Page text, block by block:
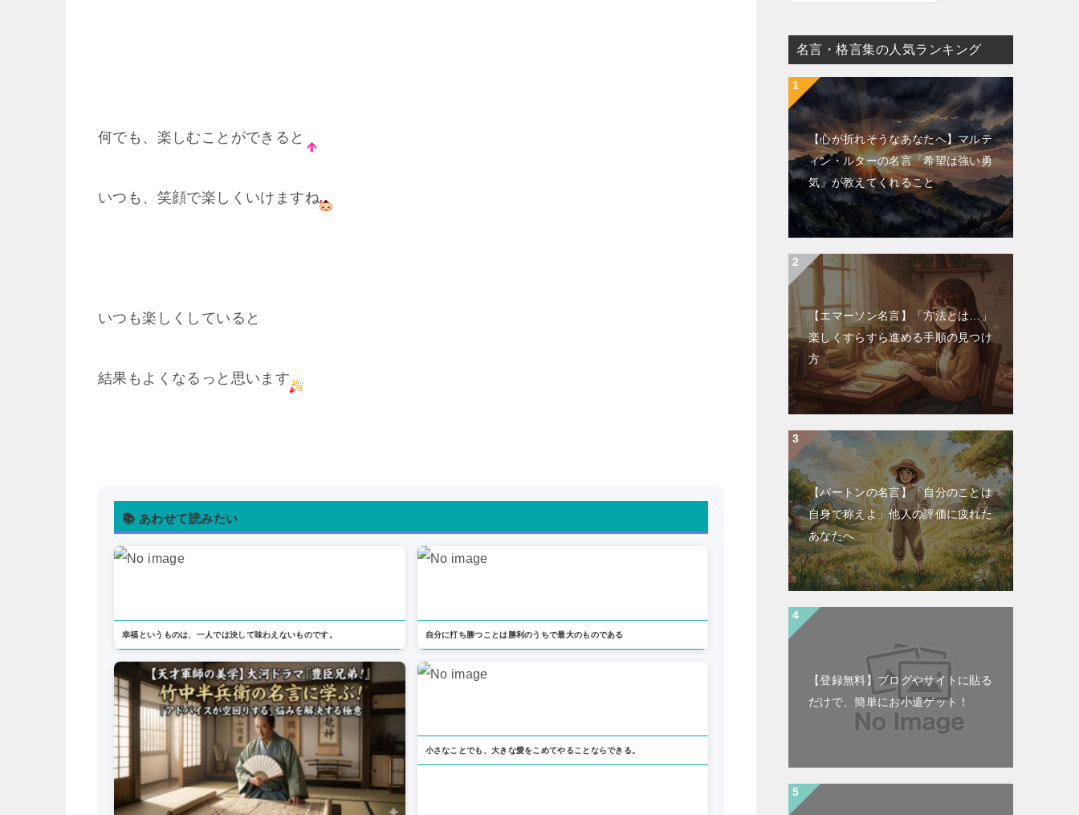
何でも、楽しむことができると
いつも、笑顔で楽しくいけますね
いつも楽しくしていると
結果もよくなるっと思います
📚 あわせて読みたい
幸福というものは、一人では決して味わえないものです。 自分に打ち勝つことは勝利のうちで最大のものである
小さなことでも、大きな愛をこめてやることならできる。
名言・格言集の人気ランキング
【心が折れそうなあなたへ】マルテ
ィン・ルターの名言「希望は強い勇
気」が教えてくれること
【エマーソン名言】「方法とは…」
楽しくすらすら進める手順の見つけ
方
【バートンの名言】「自分のことは
自身で称えよ」他人の評価に疲れた
あなたへ
【登録無料】ブログやサイトに貼る
だけで、簡単にお小遣ゲット！